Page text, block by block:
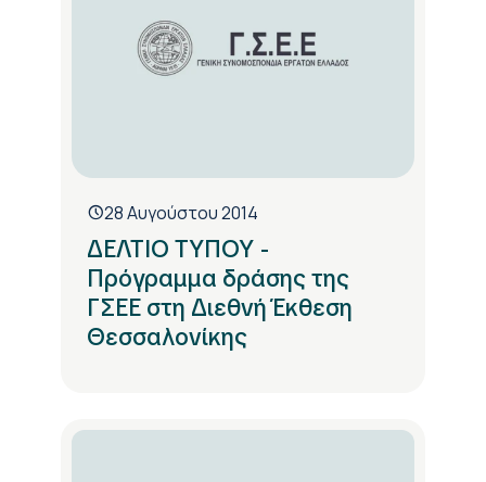
28 Αυγούστου 2014
ΔΕΛΤΙΟ ΤΥΠΟΥ -
Πρόγραμμα δράσης της
ΓΣΕΕ στη Διεθνή Έκθεση
Θεσσαλονίκης